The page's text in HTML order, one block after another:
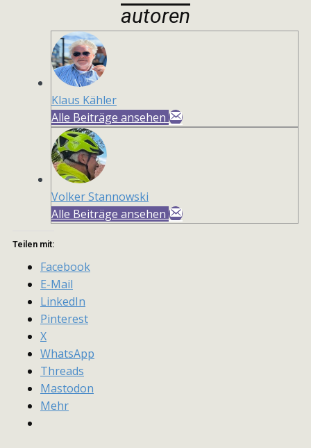
autoren
Klaus Kähler
Alle Beiträge ansehen
Volker Stannowski
Alle Beiträge ansehen
Teilen mit:
Facebook
E-Mail
LinkedIn
Pinterest
X
WhatsApp
Threads
Mastodon
Mehr